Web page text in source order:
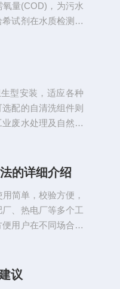
量(COD)，为污水
试剂在水质检测领
尤其适合现场快速
型安装，适应各种
配的自清洗组件则
废水处理及自然水
染物都会影响其响
的详细介绍
简单，校验方便，
、热电厂等多个工
用户在不同场合下
用干净的软布轻轻
议